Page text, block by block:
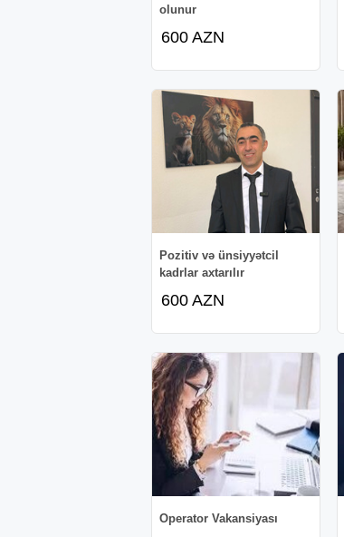
olunur
600 AZN
Pozitiv və ünsiyyətcil
kadrlar axtarılır
600 AZN
Operator Vakansiyası